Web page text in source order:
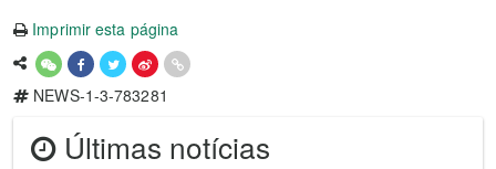
Imprimir esta página
NEWS-1-3-783281
Últimas notícias